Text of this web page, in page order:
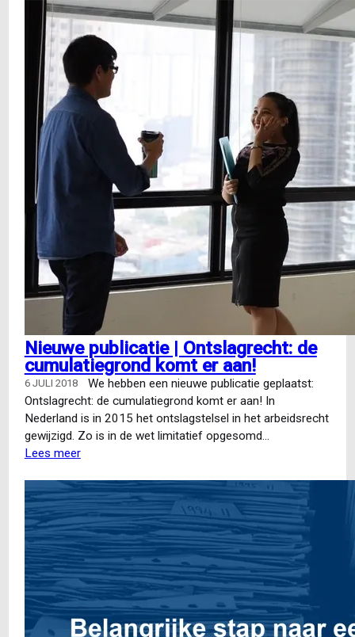
kamer
neemt
Aanpassingswet
aan
Nieuwe publicatie | Ontslagrecht: de
cumulatiegrond komt er aan!
6 JULI 2018
We hebben een nieuwe publicatie geplaatst:
Ontslagrecht: de cumulatiegrond komt er aan! In
Nederland is in 2015 het ontslagstelsel in het arbeidsrecht
gewijzigd. Zo is in de wet limitatief opgesomd…
Lees meerover
publicatie
|
Ontslagrecht:
de
cumulatiegrond
komt
er
aan!